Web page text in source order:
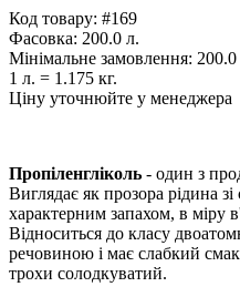
Код товару: #169
Фасовка: 200.0 л.
Мінімальне замовлення: 200.0
1 л. = 1.175 кг.
Ціну уточнюйте у менеджера
Пропіленгліколь - один з
Виглядає як прозора рідина
характерним запахом, в міру
Відноситься до класу
речовиною і має слабкий
трохи солодкуватий.